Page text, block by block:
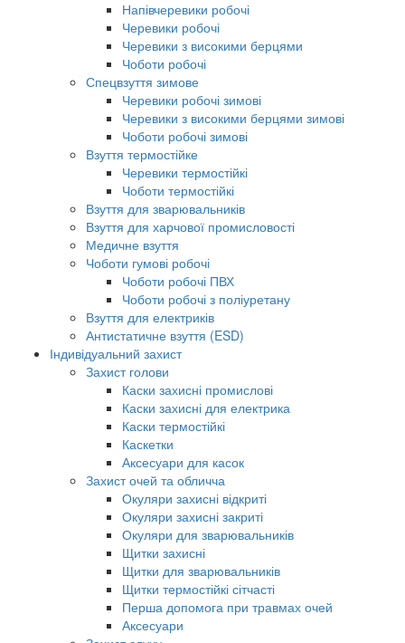
Напівчеревики робочі
Черевики робочі
Черевики з високими берцями
Чоботи робочі
Спецвзуття зимове
Черевики робочі зимові
Черевики з високими берцями зимові
Чоботи робочі зимові
Взуття термостійке
Черевики термостійкі
Чоботи термостійкі
Взуття для зварювальників
Взуття для харчової промисловості
Медичне взуття
Чоботи гумові робочі
Чоботи робочі ПВХ
Чоботи робочі з поліуретану
Взуття для електриків
Антистатичне взуття (ESD)
Індивідуальний захист
Захист голови
Каски захисні промислові
Каски захисні для електрика
Каски термостійкі
Каскетки
Аксесуари для касок
Захист очей та обличча
Окуляри захисні відкриті
Окуляри захисні закриті
Окуляри для зварювальників
Щитки захисні
Щитки для зварювальників
Щитки термостійкі сітчасті
Перша допомога при травмах очей
Аксесуари